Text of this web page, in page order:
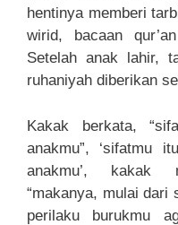
hentinya memberi
wirid, bacaan
Setelah anak lahir,
ruhaniyah diberikan
Kakak berkata,
anakmu”, ‘sifatmu
anakmu’, kakak
“makanya, mulai dari
perilaku burukmu